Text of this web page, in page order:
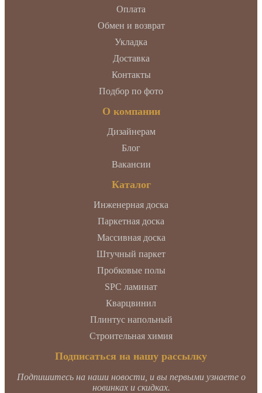
Оплата
Обмен и возврат
Укладка
Доставка
Контакты
Подбор по фото
О компании
Дизайнерам
Блог
Вакансии
Каталог
Инженерная доска
Паркетная доска
Массивная доска
Штучный паркет
Пробковые полы
SPC ламинат
Кварцвинил
Плинтус напольный
Строительная химия
Подписаться на нашу рассылку
Подпишитесь на наши новости, и вы первыми узнаете о
новинках и скидках.